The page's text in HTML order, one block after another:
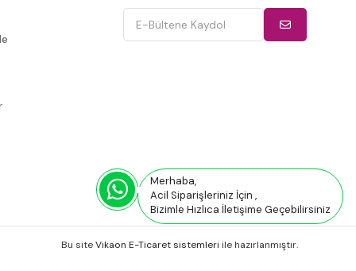
Bu siteVikaon E-Ticaret sistemleri ile hazırlanmıştır.
Merhaba,
Acil Siparişleriniz İçin ,
Bizimle Hızlıca İletişime Geçebilirsiniz